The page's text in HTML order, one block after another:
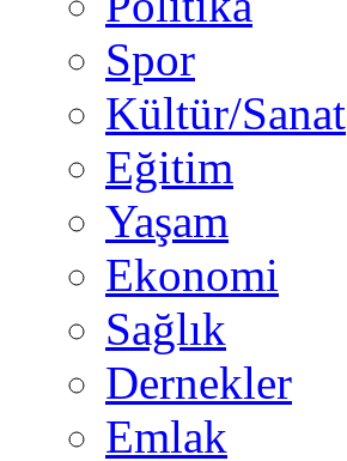
Spor
Kültür/Sanat
Eğitim
Yaşam
Ekonomi
Sağlık
Dernekler
Emlak